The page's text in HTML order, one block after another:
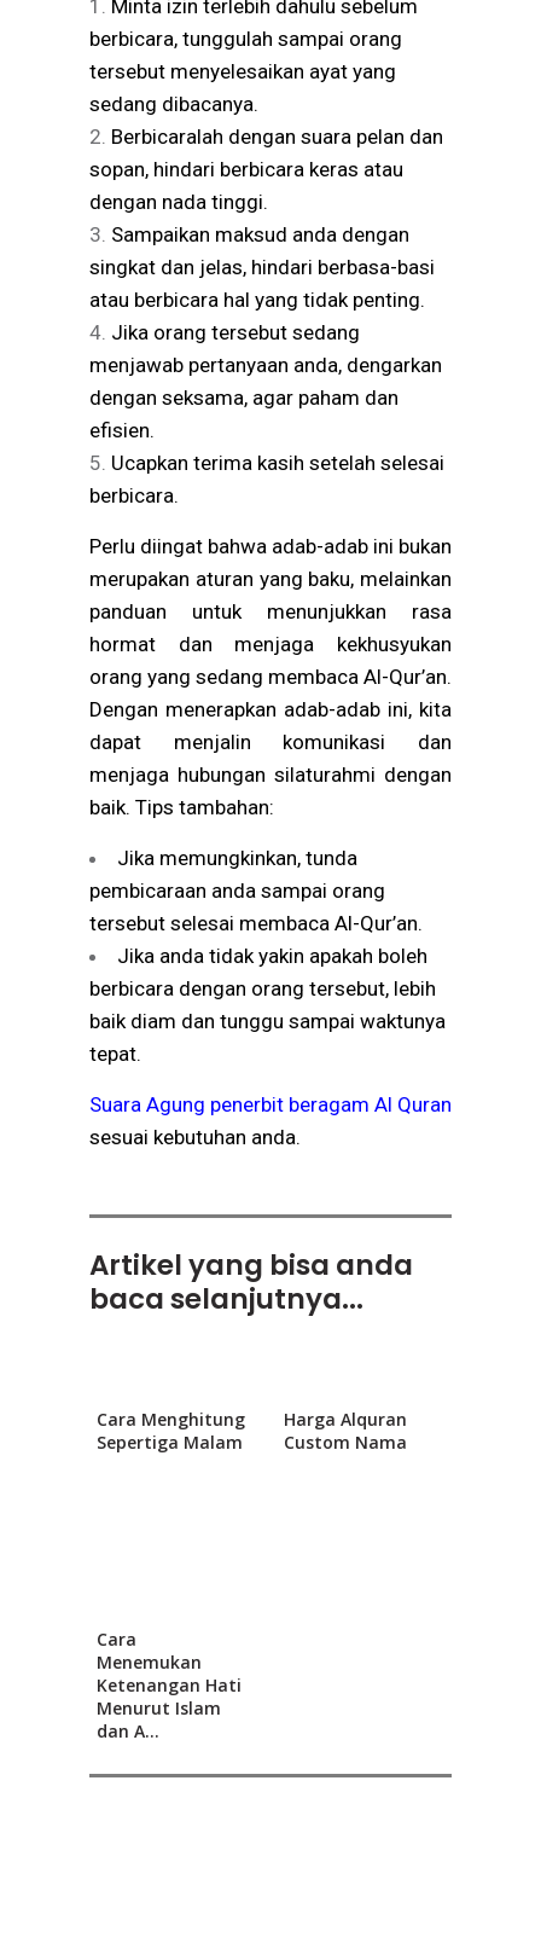
Minta izin terlebih dahulu sebelum
berbicara, tunggulah sampai orang
tersebut menyelesaikan ayat yang
sedang dibacanya.
Berbicaralah dengan suara pelan dan
sopan, hindari berbicara keras atau
dengan nada tinggi.
Sampaikan maksud anda dengan
singkat dan jelas, hindari berbasa-basi
atau berbicara hal yang tidak penting.
Jika orang tersebut sedang
menjawab pertanyaan anda, dengarkan
dengan seksama, agar paham dan
efisien.
Ucapkan terima kasih setelah selesai
berbicara.
Perlu diingat bahwa adab-adab ini bukan
merupakan aturan yang baku, melainkan
panduan untuk menunjukkan rasa
hormat dan menjaga kekhusyukan
orang yang sedang membaca Al-Qur’an.
Dengan menerapkan adab-adab ini, kita
dapat menjalin komunikasi dan
menjaga hubungan silaturahmi dengan
baik. Tips tambahan:
Jika memungkinkan, tunda
pembicaraan anda sampai orang
tersebut selesai membaca Al-Qur’an.
Jika anda tidak yakin apakah boleh
berbicara dengan orang tersebut, lebih
baik diam dan tunggu sampai waktunya
tepat.
Suara Agung penerbit beragam Al Quran
sesuai kebutuhan anda.
Artikel yang bisa anda
baca selanjutnya...
Cara Menghitung
Sepertiga Malam
Harga Alquran
Custom Nama
Cara
Menemukan
Ketenangan Hati
Menurut Islam
dan A...